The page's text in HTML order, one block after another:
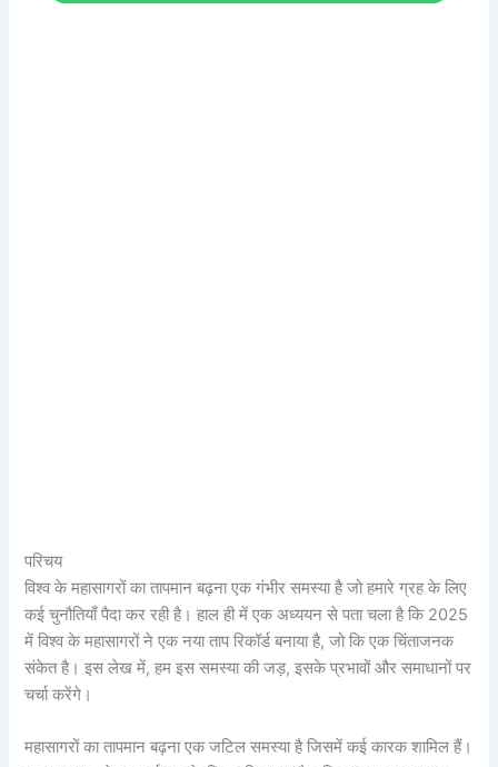
परिचय
विश्व के महासागरों का तापमान बढ़ना एक गंभीर समस्या है जो हमारे ग्रह के लिए
कई चुनौतियाँ पैदा कर रही है। हाल ही में एक अध्ययन से पता चला है कि 2025
में विश्व के महासागरों ने एक नया ताप रिकॉर्ड बनाया है, जो कि एक चिंताजनक
संकेत है। इस लेख में, हम इस समस्या की जड़, इसके प्रभावों और समाधानों पर
चर्चा करेंगे।
महासागरों का तापमान बढ़ना एक जटिल समस्या है जिसमें कई कारक शामिल हैं।